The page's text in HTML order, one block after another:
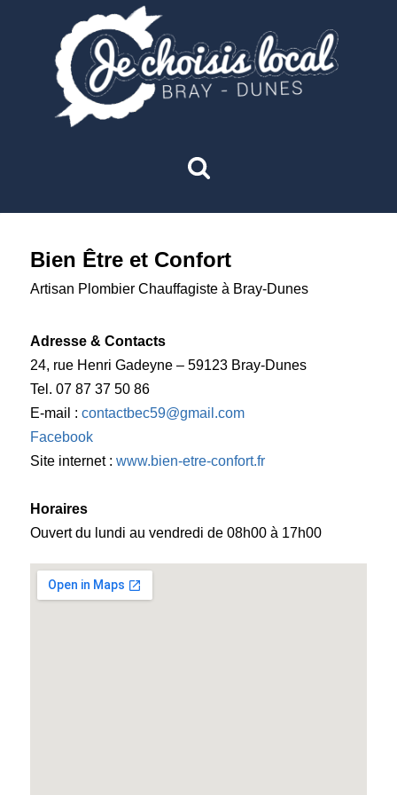
Bien Être et Confort
Artisan Plombier Chauffagiste à Bray-Dunes
Adresse & Contacts
24, rue Henri Gadeyne – 59123 Bray-Dunes
Tel. 07 87 37 50 86
E-mail : contactbec59@gmail.com
Facebook
Site internet : www.bien-etre-confort.fr
Horaires
Ouvert du lundi au vendredi de 08h00 à 17h00